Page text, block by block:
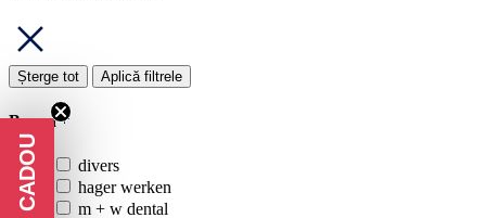
Șterge tot Aplică filtrele
Brand
divers
hager werken
m + w dental